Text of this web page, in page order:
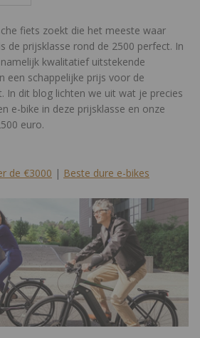
fiets zoekt die het meeste waar
de prijsklasse rond de 2500 perfect. In
kwalitatief uitstekende
een schappelijke prijs voor de
In dit blog lichten we uit wat je precies
e-bike in deze prijsklasse en onze
euro.
de €3000 | Beste dure e-bikes